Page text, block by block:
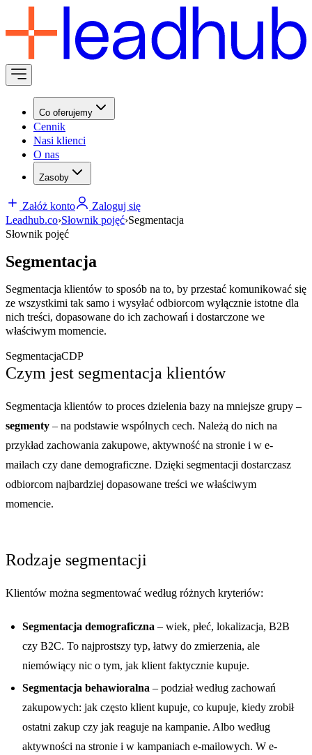
Co oferujemy
Cennik
Nasi klienci
O nas
Zasoby
Załóż konto
Zaloguj się
Leadhub.co›Słownik pojęć›Segmentacja
Słownik pojęć
Segmentacja
Segmentacja klientów to sposób na to, by przestać komunikować się
ze wszystkimi tak samo i wysyłać odbiorcom wyłącznie istotne dla
nich treści, dopasowane do ich zachowań i dostarczone we
właściwym momencie.
SegmentacjaCDP
Czym jest segmentacja klientów
Segmentacja klientów to proces dzielenia bazy na mniejsze grupy –
segmenty – na podstawie wspólnych cech. Należą do nich na
przykład zachowania zakupowe, aktywność na stronie i w e-
mailach czy dane demograficzne. Dzięki segmentacji dostarczasz
odbiorcom najbardziej dopasowane treści we właściwym
momencie.
Rodzaje segmentacji
Klientów można segmentować według różnych kryteriów:
Segmentacja demograficzna – wiek, płeć, lokalizacja, B2B
czy B2C. To najprostszy typ, łatwy do zmierzenia, ale
niemówiący nic o tym, jak klient faktycznie kupuje.
Segmentacja behawioralna – podział według zachowań
zakupowych: jak często klient kupuje, co kupuje, kiedy zrobił
ostatni zakup czy jak reaguje na kampanie. Albo według
aktywności na stronie i w kampaniach e-mailowych. W e-